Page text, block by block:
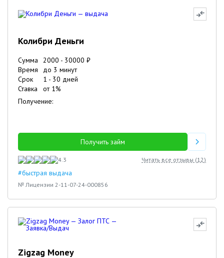
Колибри Деньги
Сумма 2000 - 30000 ₽
Время
до 3 минут
Срок
1 - 30 дней
Ставка
от 1%
Получение:
Получить займ
4.3 Читать все отзывы (12)
#быстрая выдача
№ Лицензии 2-11-07-24-000856
Zigzag Money